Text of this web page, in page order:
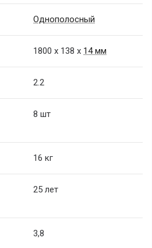
Однополосный
1800 х 138 х 14 мм
2.2
8 шт
16 кг
25 лет
3,8